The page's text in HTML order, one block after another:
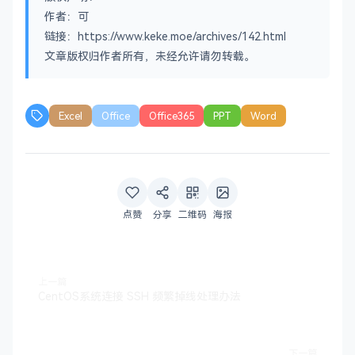
作者：可
链接：https://www.keke.moe/archives/142.html
文章版权归作者所有，未经允许请勿转载。
Excel Office Office365 PPT Word
点赞 分享 二维码 海报